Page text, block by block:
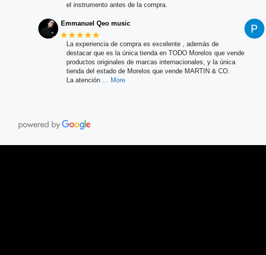
el instrumento antes de la compra.
Emmanuel Qeo music
★★★★★
La experiencia de compra es excelente , además de
destacar que es la única tienda en TODO Morelos que vende
productos originales de marcas internacionales, y la única
tienda del estado de Morelos que vende MARTIN & CO.
La atención … More